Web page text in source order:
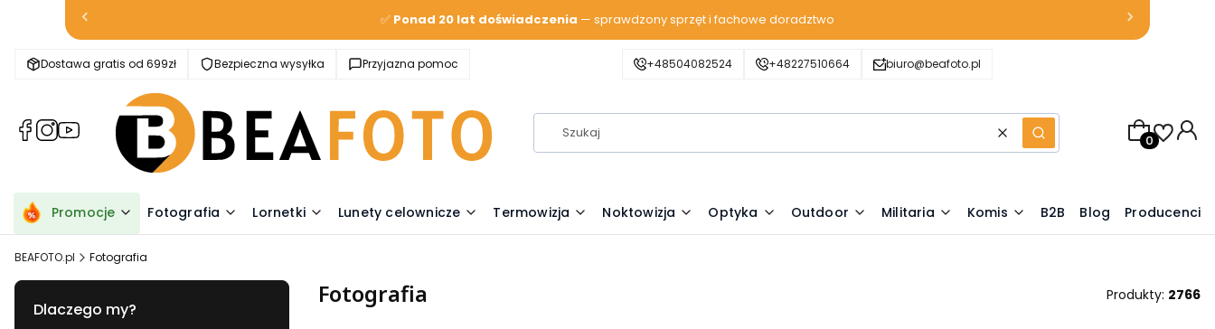
✅ Ponad 20 lat doświadczenia — sprawdzony sprzęt i fachowe doradztwo
Dostawa gratis od 699zł Bezpieczna wysyłka Przyjazna pomoc +48504082524 +48227510664 biuro@beafoto.pl
(Otwiera
karcie)
(Otwiera
karcie)
(Otwiera
karcie)
WyczyśćSzukaj
Produkty w
Promocje Fotografia Lornetki Lunety celownicze Termowizja Noktowizja Optyka Outdoor Militaria Komis B2B Blog Producenci
BEAFOTO.pl Fotografia
Dlaczego my?
Fotografia Produkty: 2766